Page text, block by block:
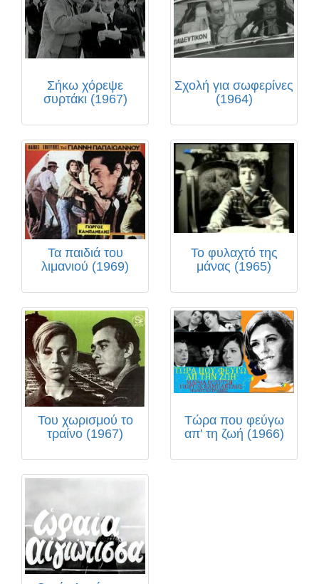
Σήκω χόρεψε
συρτάκι (1967)
Σχολή για σωφερίνες
(1964)
Τα παιδιά του
λιμανιού (1969)
Το φυλαχτό της
μάνας (1965)
Του χωρισμού το
τραίνο (1967)
Τώρα που φεύγω
απ' τη ζωή (1966)